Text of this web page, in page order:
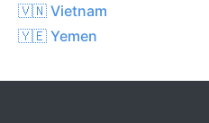
🇻🇳 Vietnam
🇾🇪 Yemen